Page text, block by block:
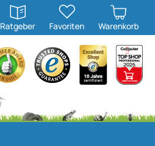
Ratgeber
öffnen
Favoriten Warenkorb